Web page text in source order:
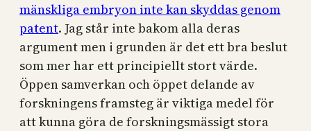
mänskliga embryon inte kan skyddas genom
patent. Jag står inte bakom alla deras
argument men i grunden är det ett bra beslut
som mer har ett principiellt stort värde.
Öppen samverkan och öppet delande av
forskningens framsteg är viktiga medel för
att kunna göra de forskningsmässigt stora